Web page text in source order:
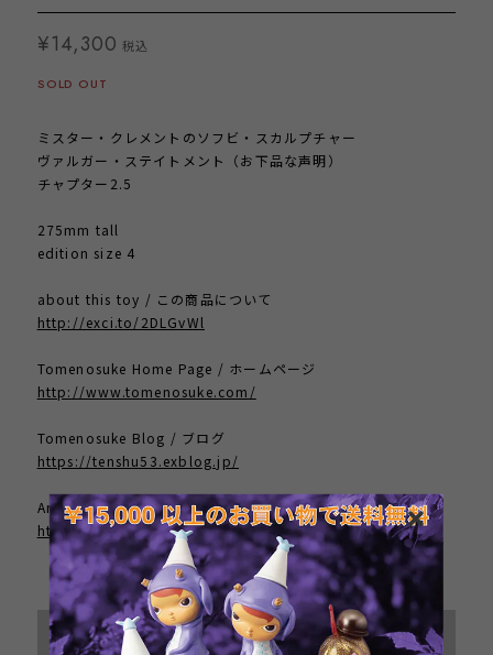
¥14,300 税込
SOLD OUT
ミスター・クレメントのソフビ・スカルプチャー
ヴァルガー・ステイトメント（お下品な声明）
チャプター2.5
275mm tall
edition size 4
about this toy / この商品について
http://exci.to/2DLGvWl
Tomenosuke Home Page / ホームページ
http://www.tomenosuke.com/
Tomenosuke Blog / ブログ
https://tenshu53.exblog.jp/
Artist Home Page / 作者のサイト
https://www.mrclement.com/
International shipping available
Sold out